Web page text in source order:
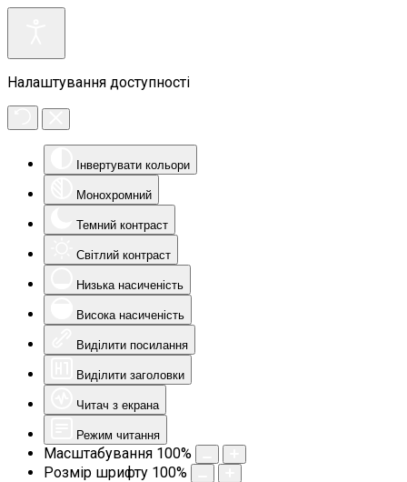
Налаштування доступності
Інвертувати кольори
Монохромний
Темний контраст
Світлий контраст
Низька насиченість
Висока насиченість
Виділити посилання
Виділити заголовки
Читач з екрана
Режим читання
Масштабування 100%
Розмір шрифту 100%